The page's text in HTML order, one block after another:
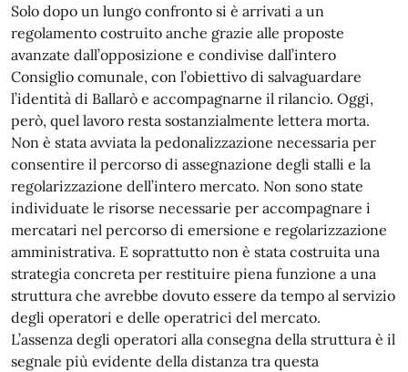
Solo dopo un lungo confronto si è arrivati a un
regolamento costruito anche grazie alle proposte
avanzate dall’opposizione e condivise dall’intero
Consiglio comunale, con l’obiettivo di salvaguardare
l’identità di Ballarò e accompagnarne il rilancio. Oggi,
però, quel lavoro resta sostanzialmente lettera morta.
Non è stata avviata la pedonalizzazione necessaria per
consentire il percorso di assegnazione degli stalli e la
regolarizzazione dell’intero mercato. Non sono state
individuate le risorse necessarie per accompagnare i
mercatari nel percorso di emersione e regolarizzazione
amministrativa. E soprattutto non è stata costruita una
strategia concreta per restituire piena funzione a una
struttura che avrebbe dovuto essere da tempo al servizio
degli operatori e delle operatrici del mercato.
L’assenza degli operatori alla consegna della struttura è il
segnale più evidente della distanza tra questa